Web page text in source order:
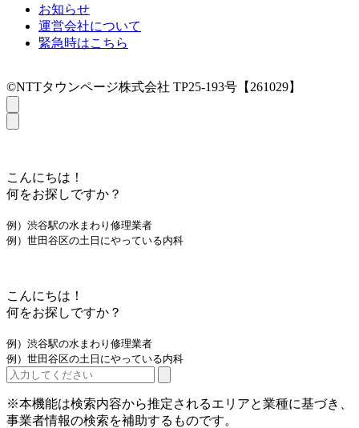
お知らせ
運営会社について
緊急時はこちら
©NTTタウンページ株式会社 TP25-193号【261029】
こんにちは！
何をお探しですか？
例）渋谷駅の水まわり修理業者
例）世田谷区の土日にやっている内科
こんにちは！
何をお探しですか？
例）渋谷駅の水まわり修理業者
例）世田谷区の土日にやっている内科
※本機能は検索内容から推定されるエリアと業種に基づき、
事業者情報の検索を補助するものです。